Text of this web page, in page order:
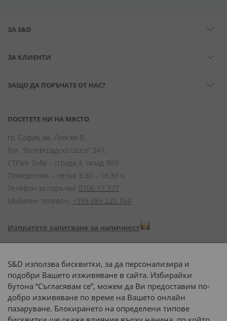
ЗА S&D
ЗА КЛИЕНТИ
ЗАЩО ДА ПОРЪЧАТЕ ОТ НАС?
ПОСЕТЕТЕ НИ НА МЯСТО
гр. София, жк. Левски В,
бул. “Ботевградско шосе” 247,
CTPark Sofia – сграда 3, склад 303
Понеделник – петък: 8:30 – 16:30 ч.
Телефон за поръчки: 0700 17 377
Мобилен телефон: +359 889 220 764
Изпратете запитване за наличност
Начини на плащане:
Доставка до адрес с:
S&D използва бисквитки, за да персонализира и
подобри Вашето изживяване в сайта. Избирайки
бутона “Съгласявам се”, можем да Ви предоставим по-
добро изживяване по време на Вашето онлайн
пазаруване. Блокирането на определени типове